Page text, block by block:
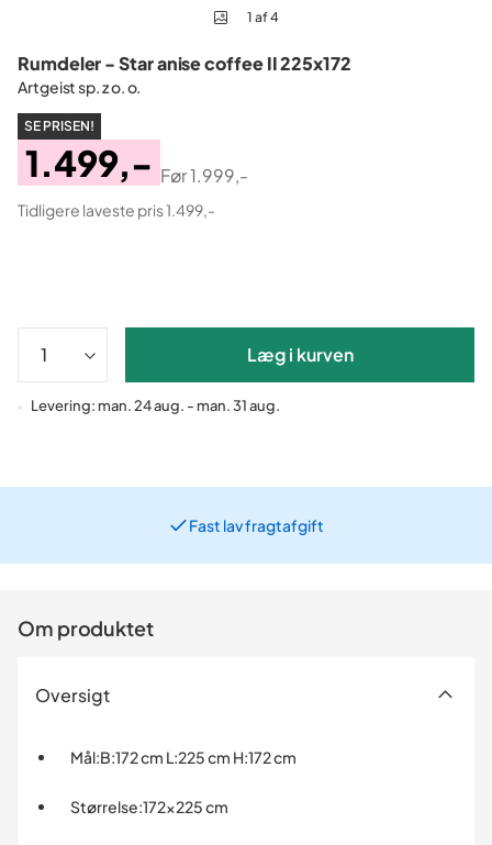
1 af 4
Rumdeler - Star anise coffee II 225x172
Artgeist sp. z o. o.
SE PRISEN!
Pris
1.499,-
Original
Før1.999,-
Tidligere laveste pris 1.499,-
Læg i kurven
Levering: man. 24 aug. - man. 31 aug.
Prismatch
Fast lav fragtafgift
Om produktet
Oversigt
Mål:B:172 cm L:225 cm H:172 cm
Størrelse:172x225 cm